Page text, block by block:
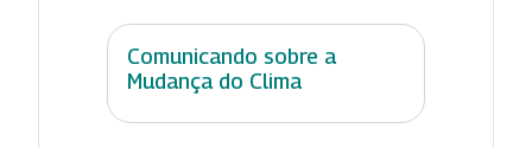
Comunicando sobre a
Mudança do Clima